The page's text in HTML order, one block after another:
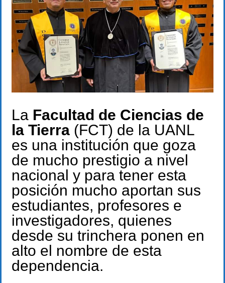
La Facultad de Ciencias de
la Tierra (FCT) de la UANL
es una institución que goza
de mucho prestigio a nivel
nacional y para tener esta
posición mucho aportan sus
estudiantes, profesores e
investigadores, quienes
desde su trinchera ponen en
alto el nombre de esta
dependencia.